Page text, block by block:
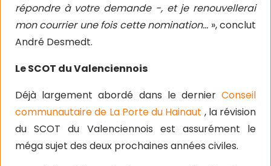
répondre à votre demande -, et je renouvellerai
mon courrier une fois cette nomination… », conclut
André Desmedt.
Le SCOT du Valenciennois
Déjà largement abordé dans le dernier Conseil
communautaire de La Porte du Hainaut , la révision
du SCOT du Valenciennois est assurément le
méga sujet des deux prochaines années civiles.